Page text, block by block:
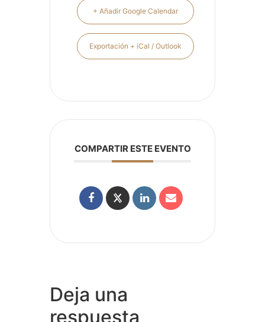
+ Añadir Google Calendar
Exportación + iCal / Outlook
COMPARTIR ESTE EVENTO
Deja una
respuesta